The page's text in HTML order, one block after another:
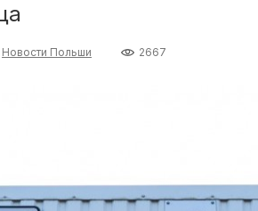
Новости Польши 2667